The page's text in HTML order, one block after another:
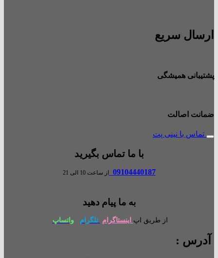
ارسال سریع
پشتیبانی همیشگی
ضمانت اصالت
تماس با نینی پت
با ما تماس بگیرید
09104440187 از ساعت 10 الی 21
به ما پیام دهید
از طریق اپ اینستاگرام تلگرام واتساپ
آدرس :